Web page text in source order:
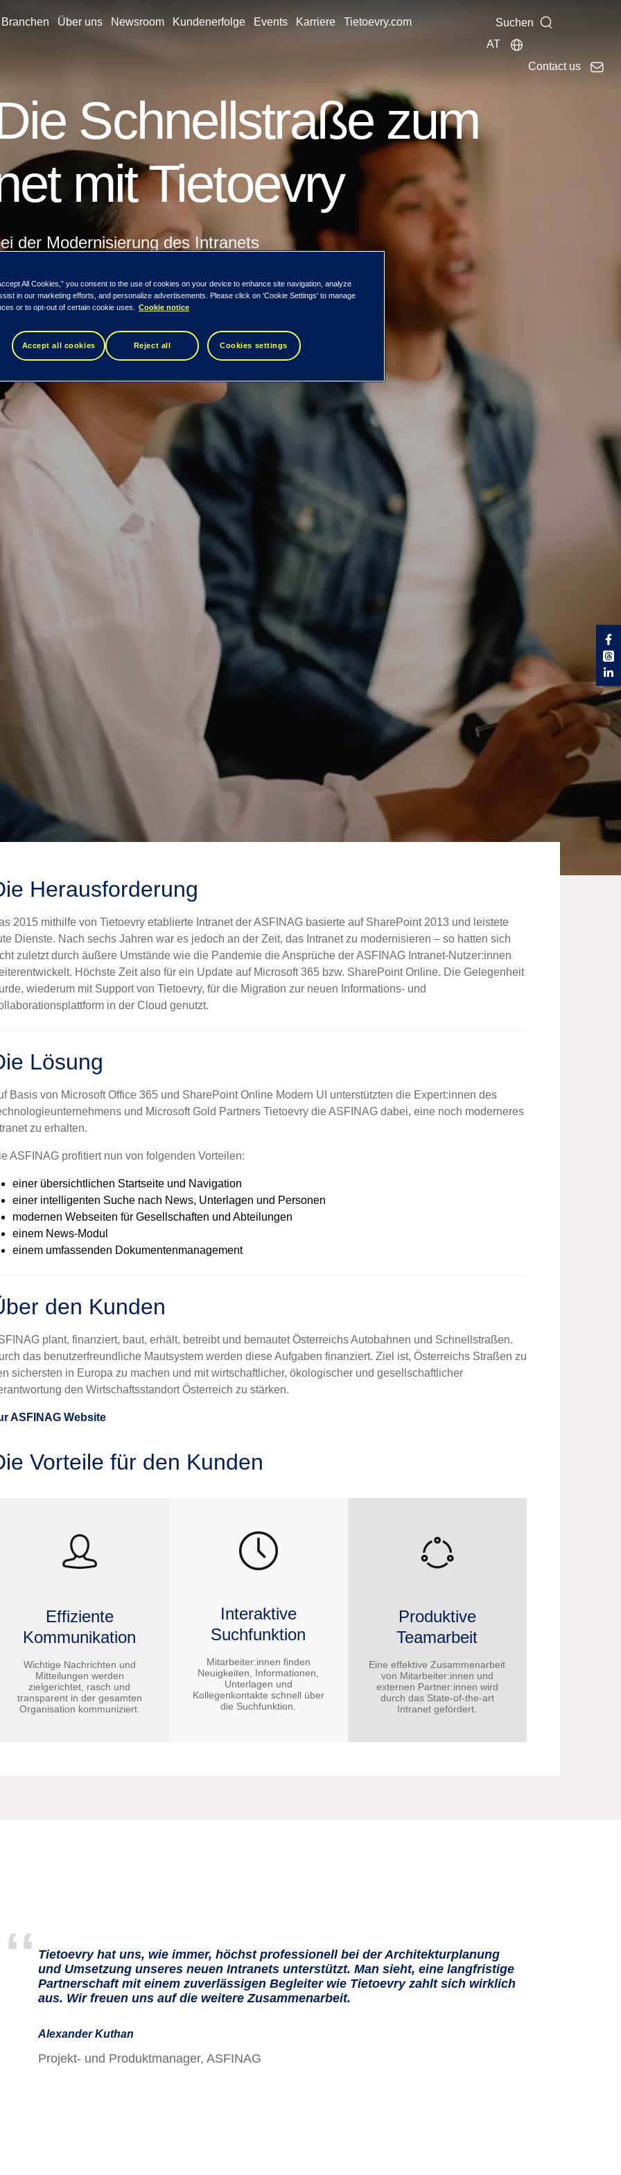
Branchen Über uns Newsroom Kundenerfolge Events Karriere Tietoevry.com
Suchen
AT
Contact us
Schnellstraße zum
mit Tietoevry
der Modernisierung des Intranets
Herausforderung
2015 mithilfe von Tietoevry etablierte Intranet der ASFINAG basierte auf SharePoint 2013 und leistete
Dienste. Nach sechs Jahren war es jedoch an der Zeit, das Intranet zu modernisieren – so hatten sich
zuletzt durch äußere Umstände wie die Pandemie die Ansprüche derASFINAG Intranet-Nutzer:innen
Höchste Zeit also für ein Update auf Microsoft 365 bzw. SharePoint Online. Die Gelegenheit
wiederum mit Support von Tietoevry, für die Migration zur neuen Informations- und
in der Cloud genutzt.
Lösung
Basis von Microsoft Office 365 und SharePoint Online Modern UI unterstützten die Expert:innen des
und Microsoft Gold Partners Tietoevry die ASFINAG dabei, eine noch moderneres
zu erhalten.
ASFINAG profitiert nun von folgenden Vorteilen:
einer übersichtlichen Startseite und Navigation
einer intelligenten Suche nach News, Unterlagen und Personen
modernen Webseiten für Gesellschaften und Abteilungen
einem News-Modul
einem umfassenden Dokumentenmanagement
den Kunden
plant, finanziert, baut, erhält, betreibt und bemautetÖsterreichs Autobahnen und Schnellstraßen.
das benutzerfreundliche Mautsystem werden diese Aufgaben finanziert. Ziel ist, Österreichs Straßen zu
sichersten in Europa zu machen und mit wirtschaftlicher, ökologischer und gesellschaftlicher
den Wirtschaftsstandort Österreich zu stärken.
ASFINAG Website
Vorteile für den Kunden
Effiziente
Kommunikation
Wichtige Nachrichten und
Mitteilungen werden
zielgerichtet, rasch und
transparent in der gesamten
Organisation kommuniziert.
Interaktive
Suchfunktion
Mitarbeiter:innen finden
Neuigkeiten, Informationen,
Unterlagen und
Kollegenkontakte schnell über
die Suchfunktion.
Produktive
Teamarbeit
Eine effektive Zusammenarbeit
von Mitarbeiter:innen und
externen Partner:innen wird
durch das State-of-the-art
Intranet gefördert.
Tietoevry hat uns, wie immer, höchst professionell bei der Architekturplanung
und Umsetzung unseres neuen Intranets unterstützt. Man sieht, eine langfristige
Partnerschaft mit einem zuverlässigen Begleiter wie Tietoevry zahlt sich wirklich
aus. Wir freuen uns auf die weitere Zusammenarbeit.
Alexander Kuthan
Projekt- und Produktmanager, ASFINAG
All Cookies,” you consent to the use of cookies on your device to enhance site navigation, analyze
in our marketing efforts, and personalize advertisements. Please click on 'Cookie Settings' to manage
or to opt-out of certain cookie uses.
Cookie notice
Accept all cookies Reject all Cookies settings